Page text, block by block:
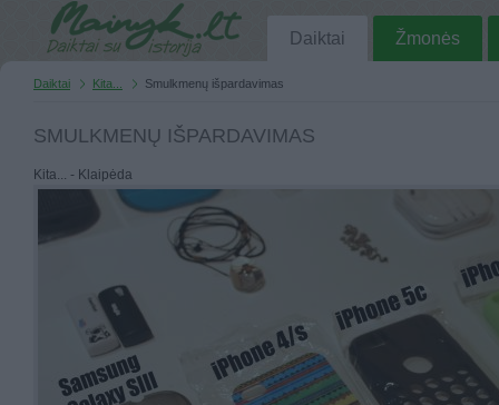
Daiktai Žmonės
Daiktai Kita... Smulkmenų išpardavimas
SMULKMENŲ IŠPARDAVIMAS
Kita... - Klaipėda